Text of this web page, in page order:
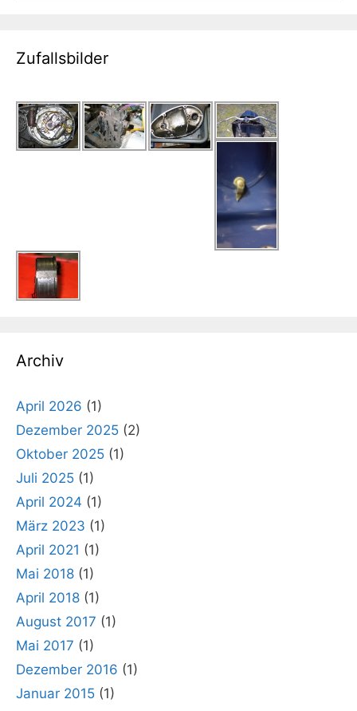
Zufallsbilder
Archiv
April 2026 (1)
Dezember 2025 (2)
Oktober 2025 (1)
Juli 2025 (1)
April 2024 (1)
März 2023 (1)
April 2021 (1)
Mai 2018 (1)
April 2018 (1)
August 2017 (1)
Mai 2017 (1)
Dezember 2016 (1)
Januar 2015 (1)